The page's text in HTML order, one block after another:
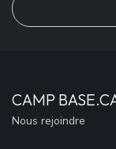
CAMP
Nous rejoindre